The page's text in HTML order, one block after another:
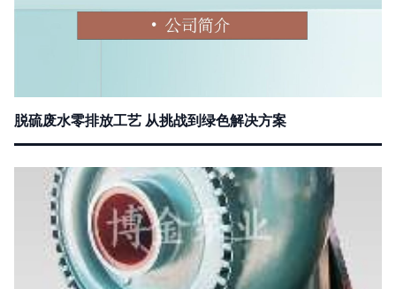
脱硫废水零排放工艺 从挑战到绿色解决方案